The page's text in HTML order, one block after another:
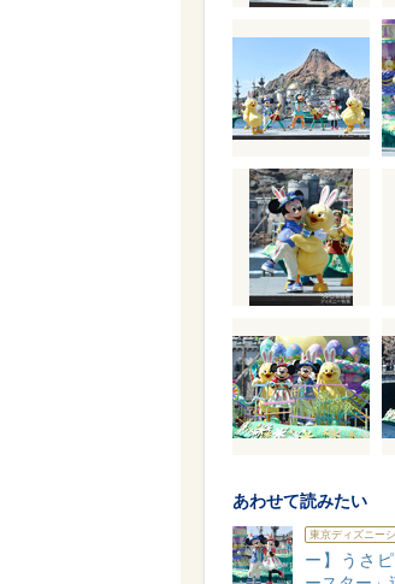
あわせて読みたい
東京ディズニー
ー】うさ